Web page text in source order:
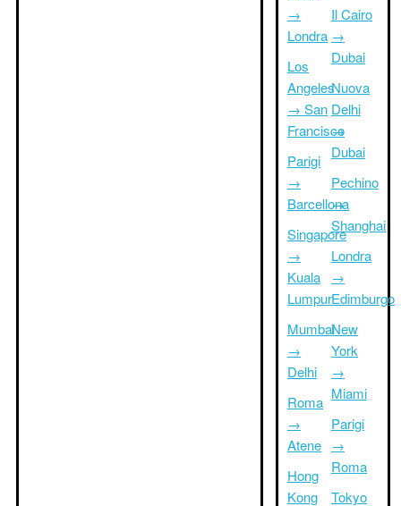
→
Londra
Los
Angeles
→ San
Francisco
Parigi
→
Barcellona
Singapore
→
Kuala
Lumpur
Mumbai
→
Delhi
Roma
→
Atene
Hong
Kong
Il Cairo
→
Dubai
Nuova
Delhi
→
Dubai
Pechino
→
Shanghai
Londra
→
Edimburgo
New
York
→
Miami
Parigi
→
Roma
Tokyo